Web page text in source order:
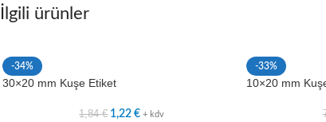
İlgili ürünler
-34%
30×20 mm Kuşe Etiket
1,84€ 1,22€ + kdv
-33%
10×20 mm